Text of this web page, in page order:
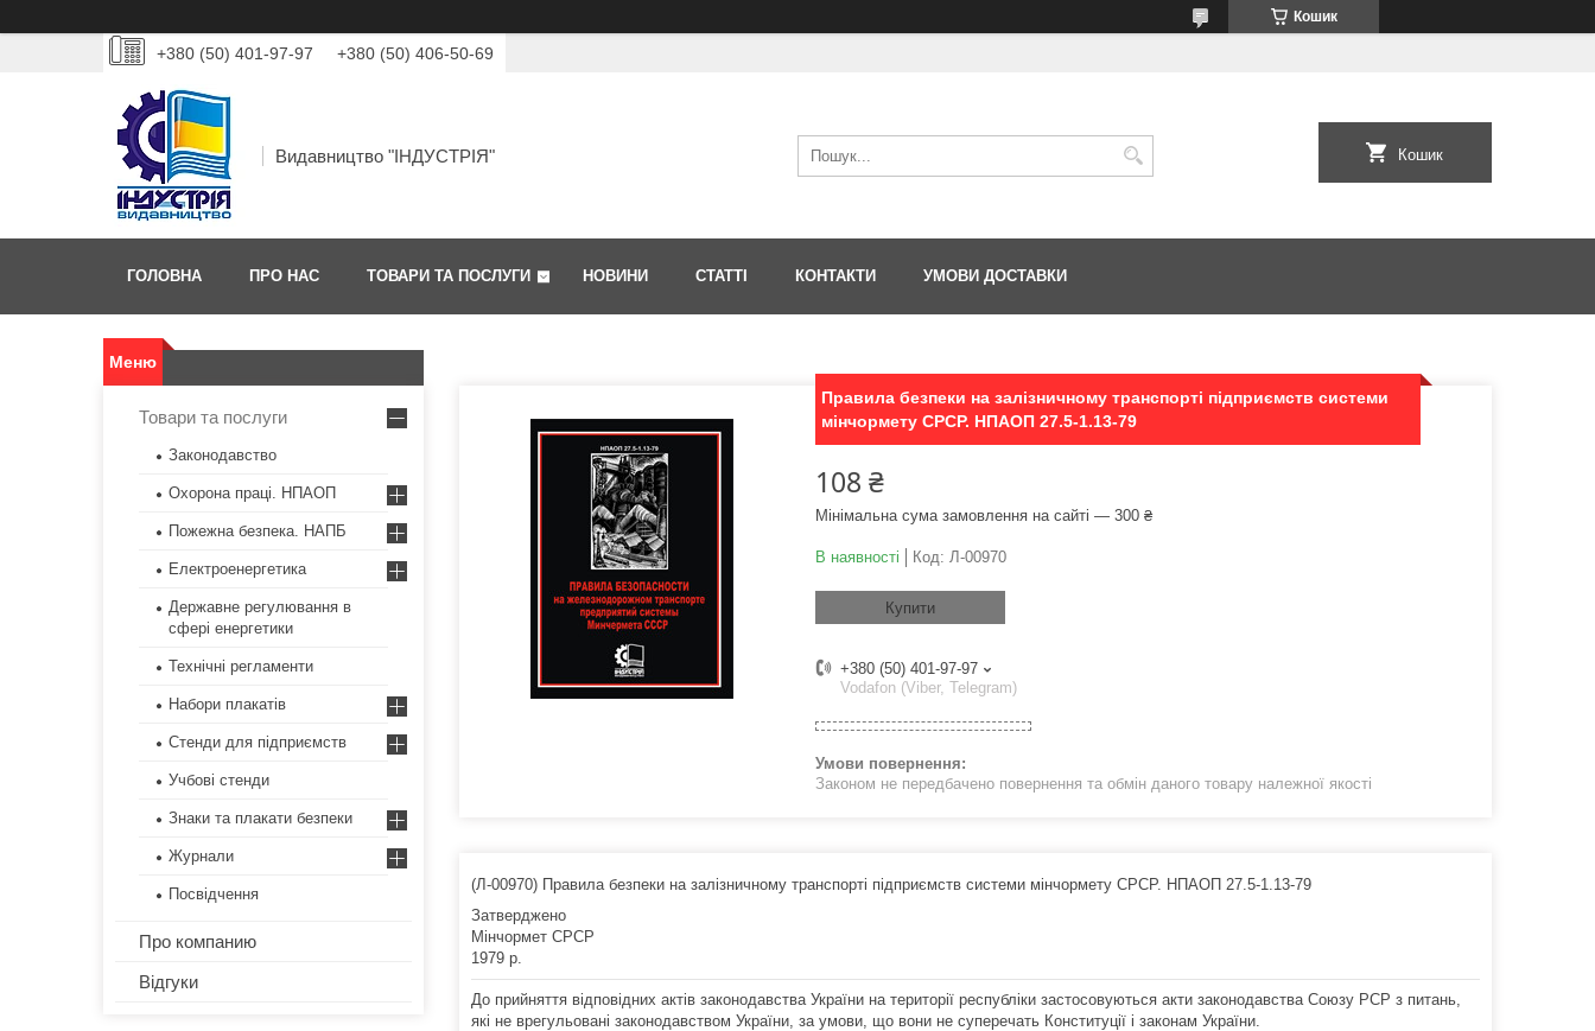
Кошик
+380 (50) 401-97-97 +380 (50) 406-50-69
Видавництво "ІНДУСТРІЯ" Кошик
ГОЛОВНА ПРО НАС ТОВАРИ ТА ПОСЛУГИ НОВИНИ СТАТТІ КОНТАКТИ УМОВИ ДОСТАВКИ
Правила безпеки на залізничному транспорті підприємств системи
мінчормету СРСР. НПАОП 27.5-1.13-79
108 ₴
Мінімальна сума замовлення на сайті — 300 ₴
В наявності Код: Л-00970
Купити
+380 (50) 401-97-97
Vodafon (Viber, Telegram)
Законом не передбачено повернення та обмін даного товару належної якості
(Л-00970) Правила безпеки на залізничному транспорті підприємств системи мінчормету СРСР. НПАОП 27.5-1.13-79
Затверджено
Мінчормет СРСР
1979 р.
До прийняття відповідних актів законодавства України на території республіки застосовуються акти законодавства Союзу РСР з питань,
які не врегульовані законодавством України, за умови, що вони не суперечать Конституції і законам України.
Товари та послуги
Законодавство
Охорона праці. НПАОП
Пожежна безпека. НАПБ
Електроенергетика
Державне регулювання в
сфері енергетики
Технічні регламенти
Набори плакатів
Стенди для підприємств
Учбові стенди
Знаки та плакати безпеки
Журнали
Посвідчення
Про компанию
Відгуки